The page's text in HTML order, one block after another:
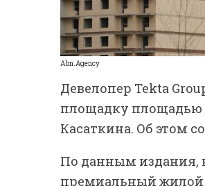
Abn.Agency
Девелопер Tekta
площадку площадью
Касаткина. Об этом
По данным издания,
премиальный жилой